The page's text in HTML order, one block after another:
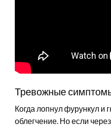
Тревожные
Когда лопнул фурункул и
облегчение. Но если